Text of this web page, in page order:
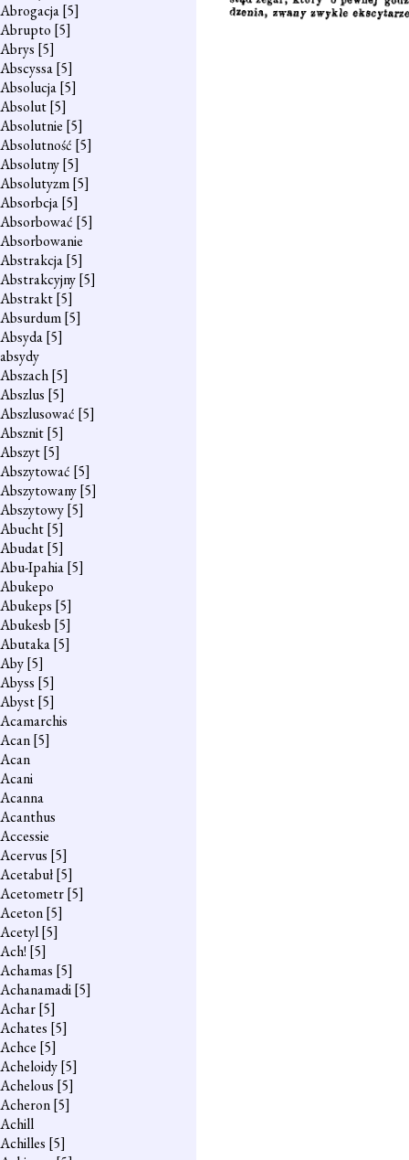
Abrogacja[5]
Abrupto [5]
Abrys [5]
Abscyssa[5]
Absolucja[5]
Absolut[5]
Absolutnie [5]
Absolutność [5]
Absolutny[5]
Absolutyzm[5]
Absorbcja[5]
Absorbować [5]
Absorbowanie
Abstrakcja[5]
Abstrakcyjny[5]
Abstrakt[5]
Absurdum[5]
Absyda[5]
absydy
Abszach[5]
Abszlus [5]
Abszlusować [5]
Absznit[5]
Abszyt[5]
Abszytować [5]
Abszytowany[5]
Abszytowy[5]
Abucht[5]
Abudat[5]
Abu-Ipahia[5]
Abukepo
Abukeps [5]
Abukesb [5]
Abutaka[5]
Aby[5]
Abyss [5]
Abyst[5]
Acamarchis
Acan[5]
Acan
Acani
Acanna
Acanthus
Accessie
Acervus [5]
Acetabuł[5]
Acetometr[5]
Aceton[5]
Acetyl[5]
Ach! [5]
Achamas [5]
Achanamadi[5]
Achar[5]
Achates [5]
Achce [5]
Acheloidy[5]
Achelous [5]
Acheron[5]
Achill
Achilles [5]